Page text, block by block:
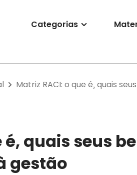
Categorias
Matriz RACI: o que é, quais
é, quais seus
gestão